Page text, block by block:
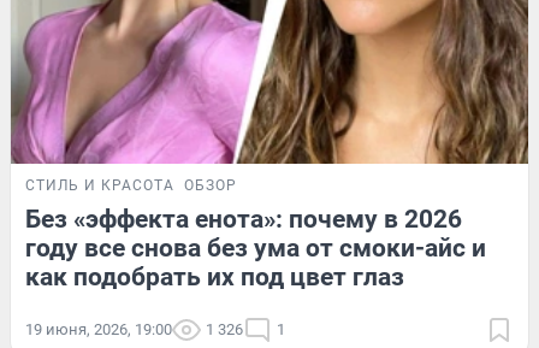
СТИЛЬ И КРАСОТА ОБЗОР
Без «эффекта енота»: почему в 2026
году все снова без ума от смоки-айс и
как подобрать их под цвет глаз
19 июня, 2026, 19:00 1 326 1